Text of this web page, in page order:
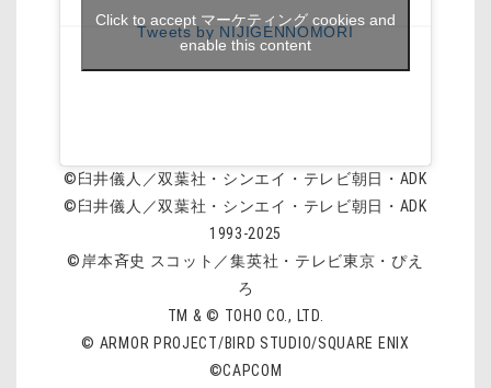
Tweets by NIJIGENNOMORI
Click to accept マーケティング cookies and
enable this content
©臼井儀人／双葉社・シンエイ・テレビ朝日・ADK
©臼井儀人／双葉社・シンエイ・テレビ朝日・ADK
1993-2025
©岸本斉史 スコット／集英社・テレビ東京・ぴえ
ろ
TM & © TOHO CO., LTD.
© ARMOR PROJECT/BIRD STUDIO/SQUARE ENIX
©CAPCOM